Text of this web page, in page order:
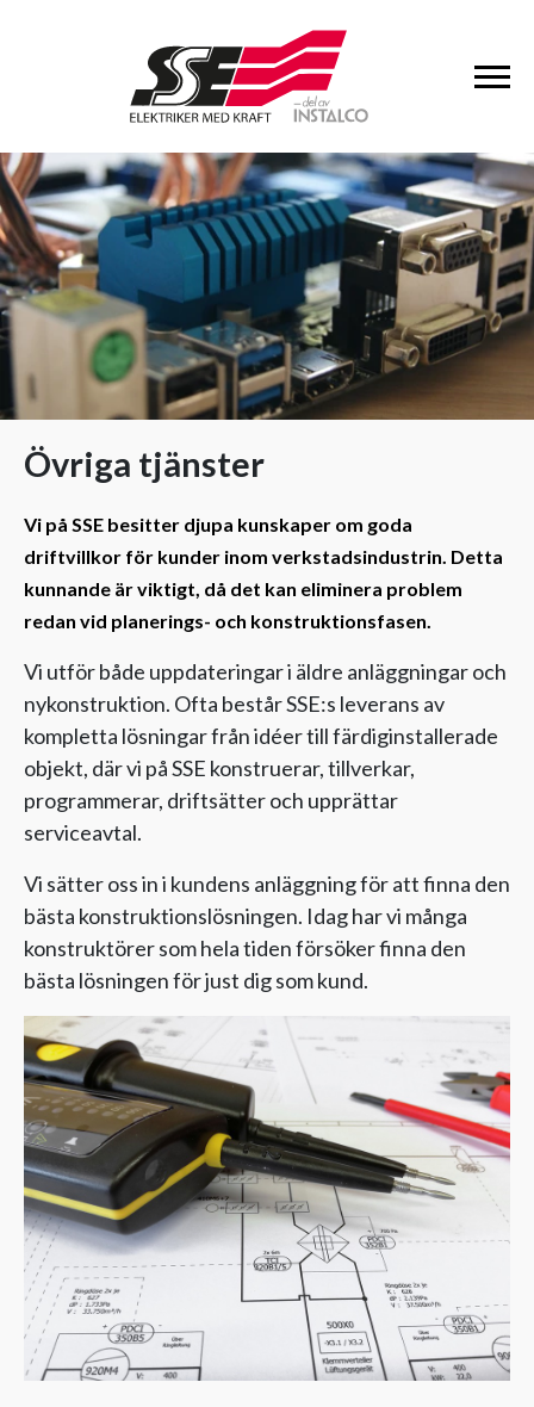
Övriga tjänster
Vi på SSE besitter djupa kunskaper om goda
driftvillkor för kunder inom verkstadsindustrin. Detta
kunnande är viktigt, då det kan eliminera problem
redan vid planerings- och konstruktionsfasen.
Vi utför både uppdateringar i äldre anläggningar och
nykonstruktion. Ofta består SSE:s leverans av
kompletta lösningar från idéer till färdiginstallerade
objekt, där vi på SSE konstruerar, tillverkar,
programmerar, driftsätter och upprättar
serviceavtal.
Vi sätter oss in i kundens anläggning för att finna den
bästa konstruktionslösningen. Idag har vi många
konstruktörer som hela tiden försöker finna den
bästa lösningen för just dig som kund.